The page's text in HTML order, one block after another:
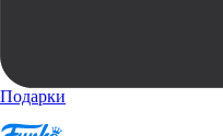
Подарки